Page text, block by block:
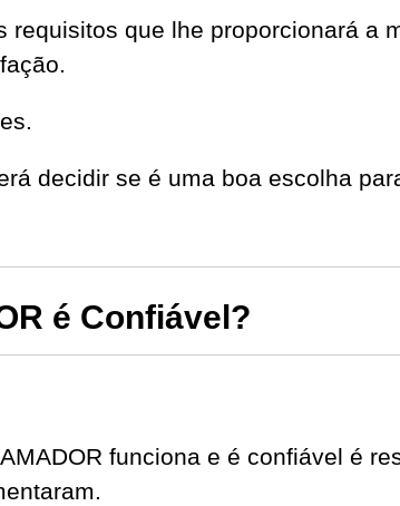
requisitos que lhe proporcionará a
decidir se é uma boa escolha
é Confiável?
funciona e é confiável é